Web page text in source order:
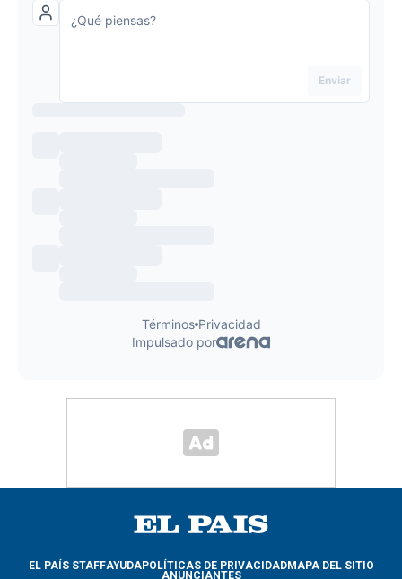
EL PAÍS STAFFAYUDAPOLÍTICAS DE PRIVACIDADMAPA DEL SITIO
ANUNCIANTES